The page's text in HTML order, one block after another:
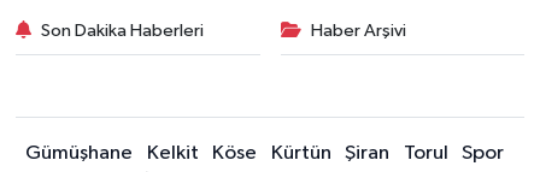
Son Dakika Haberleri Haber Arşivi
Gümüşhane Kelkit Köse Kürtün Şiran Torul
Spor